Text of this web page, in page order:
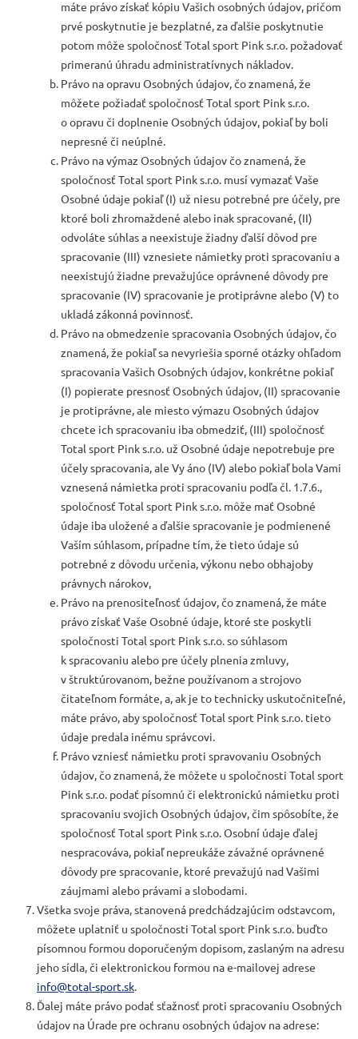
máte právo získať kópiu Vašich osobných údajov, pričom
prvé poskytnutie je bezplatné, za ďalšie poskytnutie
potom môže spoločnosť Total sport Pink s.r.o. požadovať
primeranú úhradu administratívnych nákladov.
Právo na opravu Osobných údajov, čo znamená, že
môžete požiadať spoločnosť Total sport Pink s.r.o.
o opravu či doplnenie Osobných údajov, pokiaľ by boli
nepresné či neúplné.
Právo na výmaz Osobných údajov čo znamená, že
spoločnosť Total sport Pink s.r.o. musí vymazať Vaše
Osobné údaje pokiaľ (I) už niesu potrebné pre účely, pre
ktoré boli zhromaždené alebo inak spracované, (II)
odvoláte súhlas a neexistuje žiadny ďalší dôvod pre
spracovanie (III) vznesiete námietky proti spracovaniu a
neexistujú žiadne prevažujúce oprávnené dôvody pre
spracovanie (IV) spracovanie je protiprávne alebo (V) to
ukladá zákonná povinnosť.
Právo na obmedzenie spracovania Osobných údajov, čo
znamená, že pokiaľ sa nevyriešia sporné otázky ohľadom
spracovania Vašich Osobných údajov, konkrétne pokiaľ
(I) popierate presnosť Osobných údajov, (II) spracovanie
je protiprávne, ale miesto výmazu Osobných údajov
chcete ich spracovaniu iba obmedziť, (III) spoločnosť
Total sport Pink s.r.o. už Osobné údaje nepotrebuje pre
účely spracovania, ale Vy áno (IV) alebo pokiaľ bola Vami
vznesená námietka proti spracovaniu podľa čl. 1.7.6.,
spoločnosť Total sport Pink s.r.o. môže mať Osobné
údaje iba uložené a ďalšie spracovanie je podmienené
Vaším súhlasom, prípadne tím, že tieto údaje sú
potrebné z dôvodu určenia, výkonu nebo obhajoby
právnych nárokov,
Právo na prenositeľnosť údajov, čo znamená, že máte
právo získať Vaše Osobné údaje, ktoré ste poskytli
spoločnosti Total sport Pink s.r.o. so súhlasom
k spracovaniu alebo pre účely plnenia zmluvy,
v štruktúrovanom, bežne používanom a strojovo
čitateľnom formáte, a, ak je to technicky uskutočniteľné,
máte právo, aby spoločnosť Total sport Pink s.r.o. tieto
údaje predala inému správcovi.
Právo vzniesť námietku proti spravovaniu Osobných
údajov, čo znamená, že môžete u spoločnosti Total sport
Pink s.r.o. podať písomnú či elektronickú námietku proti
spracovaniu svojich Osobných údajov, čim spôsobíte, že
spoločnosť Total sport Pink s.r.o. Osobní údaje ďalej
nespracováva, pokiaľ nepreukáže závažné oprávnené
dôvody pre spracovanie, ktoré prevažujú nad Vašimi
záujmami alebo právami a slobodami.
Všetka svoje práva, stanovená predchádzajúcim odstavcom,
môžete uplatniť u spoločnosti Total sport Pink s.r.o. buďto
písomnou formou doporučeným dopisom, zaslaným na adresu
jeho sídla, či elektronickou formou na e-mailovej adrese
info@total-sport.sk.
Ďalej máte právo podať sťažnosť proti spracovaniu Osobných
údajov na Úrade pre ochranu osobných údajov na adrese: